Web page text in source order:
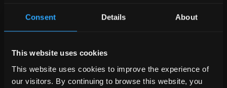
Consent Details About
This website uses cookies
This website uses cookies to improve the experience of
our visitors. By continuing to browse this website, you